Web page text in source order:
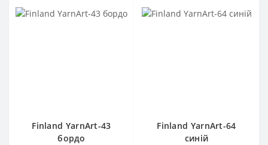
Finland YarnArt-43
бордо
Finland YarnArt-64
синій